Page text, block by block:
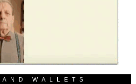
AND WALLETS